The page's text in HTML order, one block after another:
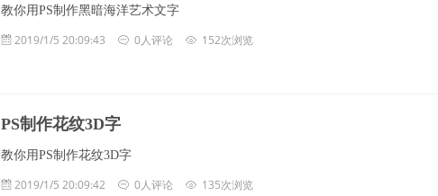
教你用PS制作黑暗海洋艺术文字
2019/1/5 20:09:43 0人评论 152次浏览
PS制作花纹3D字
教你用PS制作花纹3D字
2019/1/5 20:09:42 0人评论 135次浏览